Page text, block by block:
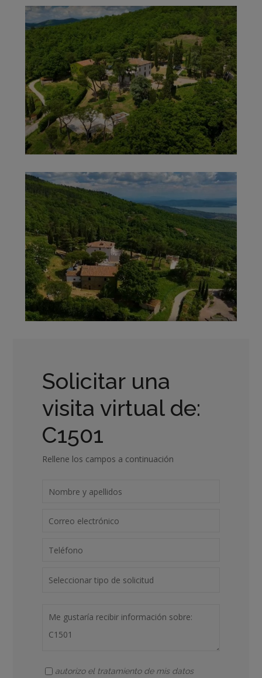
Solicitar una
visita virtual de:
C1501
Rellene los campos a continuación
autorizo el tratamiento de mis datos